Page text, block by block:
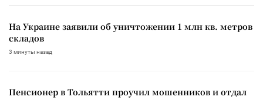
На Украине заявили об уничтожении 1 млн кв. метров
складов
3 минуты назад
Пенсионер в Тольятти проучил мошенников и отдал